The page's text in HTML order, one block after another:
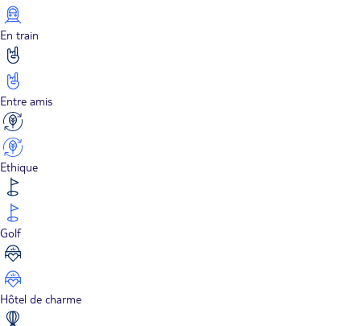
En train
Entre amis
Ethique
Golf
Hôtel de charme